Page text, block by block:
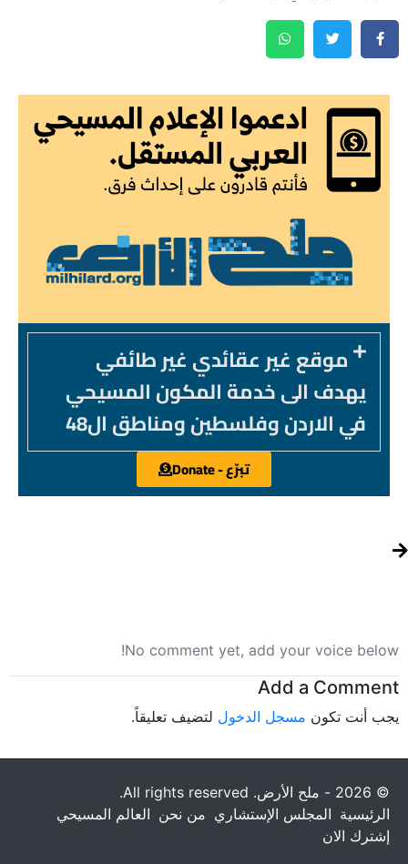
موقع غير عقائدي غير طائفي
يهدف الى خدمة المكون المسيحي
في الاردن وفلسطين ومناطق ال48
تبرّع - Donate
No comment yet, add your voice below!
Add a Comment
يجب أنت تكون مسجل الدخول لتضيف تعليقاً.
© 2026 - ملح الأرض. All rights reserved.
الرئيسية المجلس الإستشاري من نحن العالم المسيحي
إشترك الان